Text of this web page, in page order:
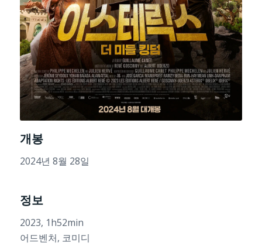
개봉
2024년 8월 28일
정보
2023, 1h52min
어드벤처, 코미디